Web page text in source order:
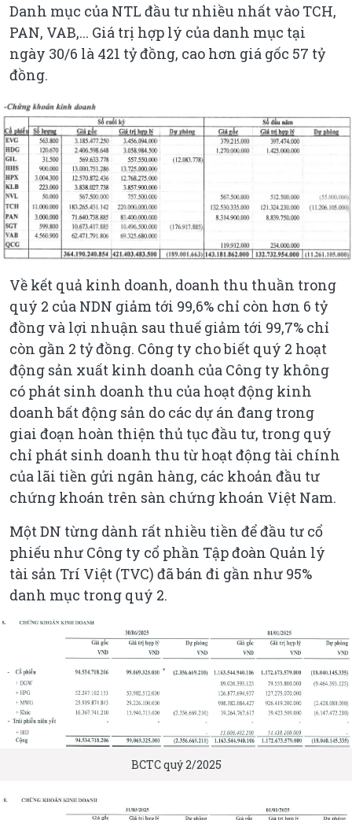
Danh mục của NTL đầu tư nhiều nhất vào TCH,
PAN, VAB,... Giá trị hợp lý của danh mục tại
ngày 30/6 là 421 tỷ đồng, cao hơn giá gốc 57 tỷ
đồng.
Về kết quả kinh doanh, doanh thu thuần trong
quý 2 của NDN giảm tới 99,6% chỉ còn hơn 6 tỷ
đồng và lợi nhuận sau thuế giảm tới 99,7% chỉ
còn gần 2 tỷ đồng. Công ty cho biết quý 2 hoạt
động sản xuất kinh doanh của Công ty không
có phát sinh doanh thu của hoạt động kinh
doanh bất động sản do các dự án đang trong
giai đoạn hoàn thiện thủ tục đầu tư, trong quý
chỉ phát sinh doanh thu từ hoạt động tài chính
của lãi tiền gửi ngân hàng, các khoản đầu tư
chứng khoán trên sàn chứng khoán Việt Nam.
Một DN từng dành rất nhiều tiền để đầu tư cổ
phiếu như Công ty cổ phần Tập đoàn Quản lý
tài sản Trí Việt (TVC) đã bán đi gần như 95%
danh mục trong quý 2.
BCTC quý 2/2025